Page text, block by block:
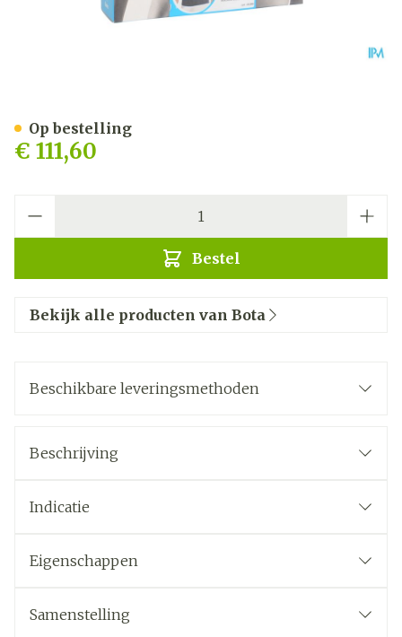
€ 111,60
Bestel
Op bestelling
Bekijk alle producten van Bota
Beschikbare leveringsmethoden
Beschrijving
Indicatie
Eigenschappen
Samenstelling